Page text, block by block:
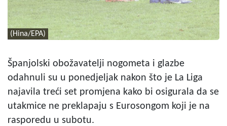
(Hina/EPA)
Španjolski obožavatelji nogometa i glazbe
odahnuli su u ponedjeljak nakon što je La Liga
najavila treći set promjena kako bi osigurala da se
utakmice ne preklapaju s Eurosongom koji je na
rasporedu u subotu.